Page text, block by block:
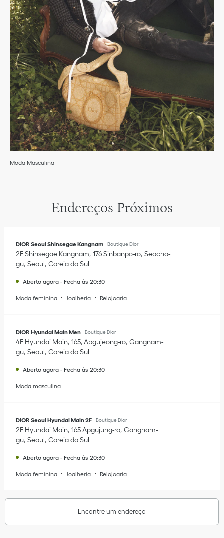
Moda Masculina
Endereços Próximos
DIOR Seoul Shinsegae Kangnam Boutique Dior
2F Shinsegae Kangnam 176 Sinbanpo-ro Seocho-
gu Seoul Coreia do Sul
Aberto agora - Fecha às 20:30
Moda feminina Joalheria Relojoaria
DIOR Hyundai Main Men Boutique Dior
4F Hyundai Main 165, Apgujeong-ro Gangnam-
gu Seoul Coreia do Sul
Aberto agora - Fecha às 20:30
Moda masculina
DIOR Seoul Hyundai Main 2F Boutique Dior
2F Hyundai Main 165 Apgujung-ro Gangnam-
gu Seoul Coreia do Sul
Aberto agora - Fecha às 20:30
Moda feminina Joalheria Relojoaria
Encontre um endereço